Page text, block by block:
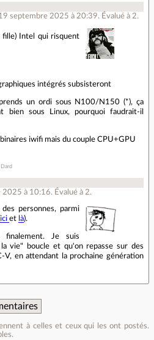
septembre 2025 à 20:39. Évalué à 2.
Intel qui risquent
intégrés subsisteront
un ordi sous N100/N150 (*), ça
bien sous Linux, pourquoi faudrait-il
iwifi mais du couple CPU+GPU
2025 à 10:16. Évalué à 2.
personnes, parmi
ici et là).
Je suis
vie" boucle et qu'on repasse sur des
V, en attendant la prochaine génération
à celles et ceux qui les ont postés.